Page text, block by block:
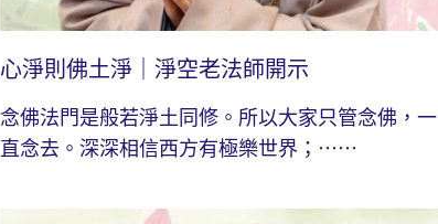
心淨則佛土淨｜淨空老法師開示
念佛法門是般若淨土同修。所以大家只管念佛，一
直念去。深深相信西方有極樂世界；⋯⋯